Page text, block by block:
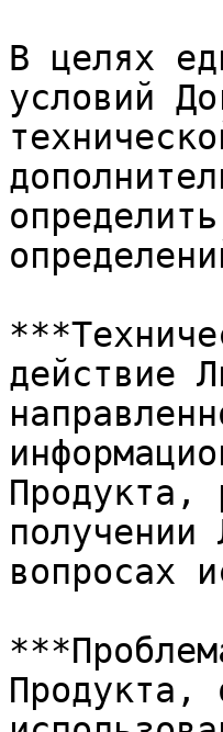
В целях
условий
действие
Продукта,
вопросах
Продукта,